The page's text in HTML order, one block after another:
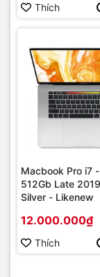
Thích
Macbook Pro i7
512Gb Late
Silver - Likenew
12.000.000₫
Thích